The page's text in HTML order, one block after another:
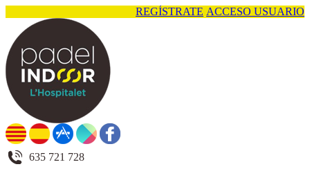
REGÍSTRATE ACCESO USUARIO
635 721 728